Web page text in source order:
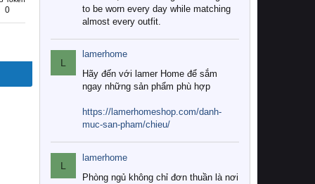
0
to be worn every day while matching
almost every outfit.
L
lamerhome
Hãy đến với lamer Home để sắm
ngay những sản phẩm phù hợp
https://lamerhomeshop.com/danh-
muc-san-pham/chieu/
L
lamerhome
Phòng ngủ không chỉ đơn thuần là nơi